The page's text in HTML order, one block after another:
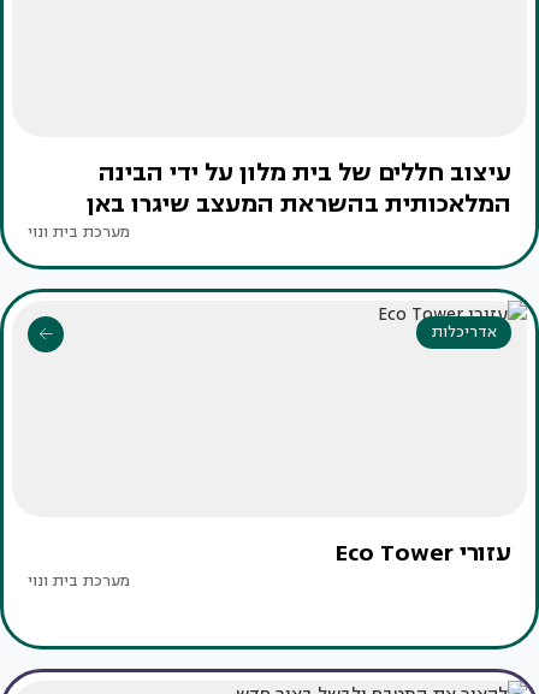
עיצוב חללים של בית מלון על ידי הבינה
המלאכותית בהשראת המעצב שיגרו באן
מערכת בית ונוי
אדריכלות
עזורי Eco Tower
מערכת בית ונוי